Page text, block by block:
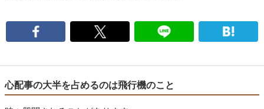
心配事の大半を占めるのは飛行機のこと